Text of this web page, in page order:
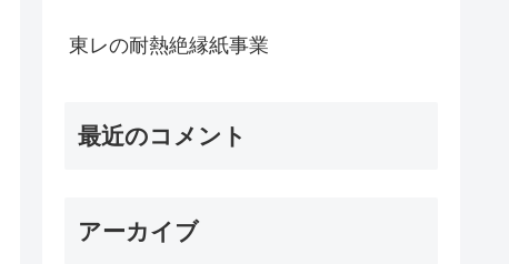
東レの耐熱絶縁紙事業
最近のコメント
アーカイブ